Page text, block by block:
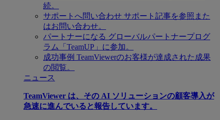
続。
サポートへ問い合わせ サポート記事を参照また
はお問い合わせ。
パートナーになる グローバルパートナープログ
ラム「TeamUP」に参加。
成功事例 TeamViewerのお客様が達成された成果
の閲覧。
ニュース
TeamViewer は、その AI ソリューションの顧客導入が
急速に進んでいると報告しています。